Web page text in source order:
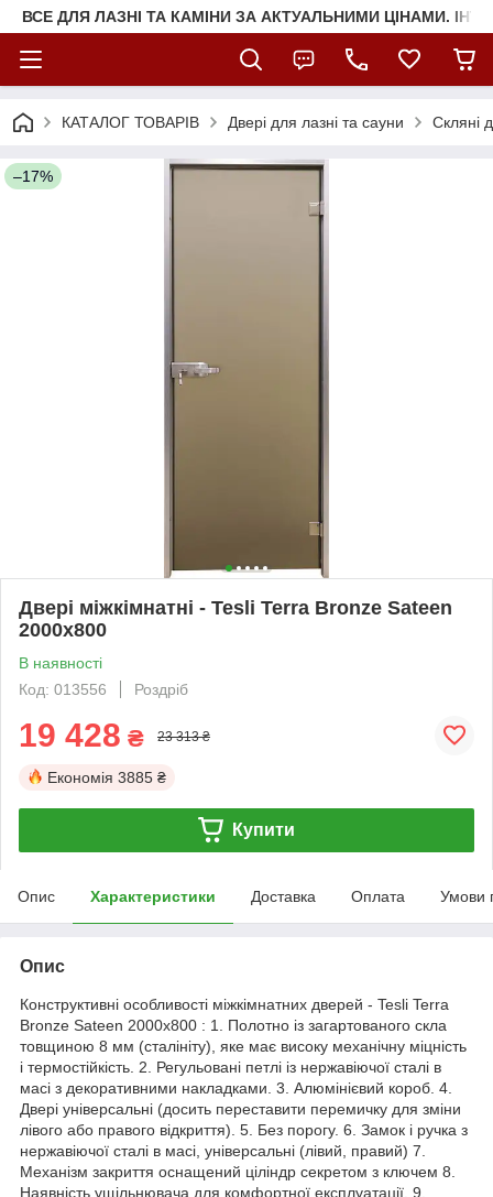
ВСЕ ДЛЯ ЛАЗНІ ТА КАМІНИ ЗА АКТУАЛЬНИМИ ЦІНАМИ.
КАТАЛОГ ТОВАРІВ Двері для лазні та сауни Скляні
–17%
Двері міжкімнатні - Tesli Terra Bronze Sateen
2000х800
В наявності
Код: 013556
Роздріб
19 428 ₴ 23 313 ₴
Економія 3885 ₴
Купити
Опис Характеристики Доставка Оплата Умови
Опис
Конструктивні особливості міжкімнатних дверей - Tesli Terra
Bronze Sateen 2000х800 : 1. Полотно із загартованого скла
товщиною 8 мм (сталініту), яке має високу механічну міцність
і термостійкість. 2. Регульовані петлі із нержавіючої сталі в
масі з декоративними накладками. 3. Алюмінієвий короб. 4.
Двері універсальні (досить переставити перемичку для зміни
лівого або правого відкриття). 5. Без порогу. 6. Замок і ручка з
нержавіючої сталі в масі, універсальні (лівий, правий) 7.
Механізм закриття оснащений ціліндр секретом з ключем 8.
Наявність ущільнювача для комфортної експлуатації. 9.